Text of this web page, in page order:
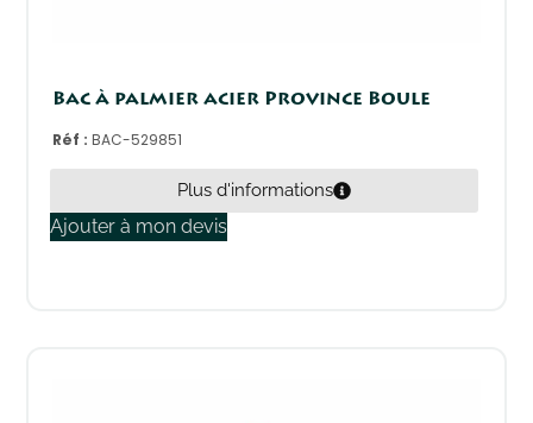
Bac à palmier acier Province Boule
Réf :BAC-529851
Plus d'informations
Ajouter à mon devis